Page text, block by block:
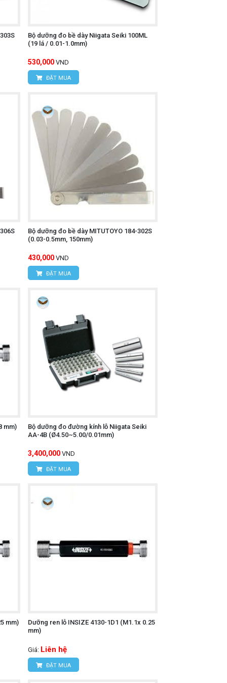
khó vươn tới.
gọn gàng và tránh bị mất.
chính xác cao như động cơ, hộp số,
các lá) nào có thể đi vào khe hở một
Bộ dưỡng đo bề dày Niigata Seiki 100ML
(19 lá / 0.01-1.0mm)
530,000 VND
ĐẶT MUA
Bộ dưỡng đo bề dày MITUTOYO 184-302S
(0.03-0.5mm, 150mm)
430,000 VND
ĐẶT MUA
mm)
Bộ dưỡng đo đường kính lỗ Niigata Seiki
AA-4B (Ø4.50~5.00/0.01mm)
3,400,000 VND
ĐẶT MUA
mm)
Dưỡng ren lỗ INSIZE 4130-1D1 (M1.1x 0.25
mm)
Giá: Liên hệ
ĐẶT MUA